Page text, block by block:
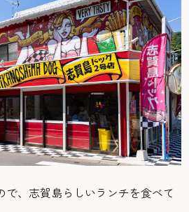
で、志賀島らしいランチを食べて